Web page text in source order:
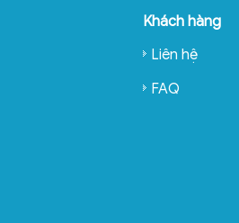
Khách hàng
Liên hệ
FAQ